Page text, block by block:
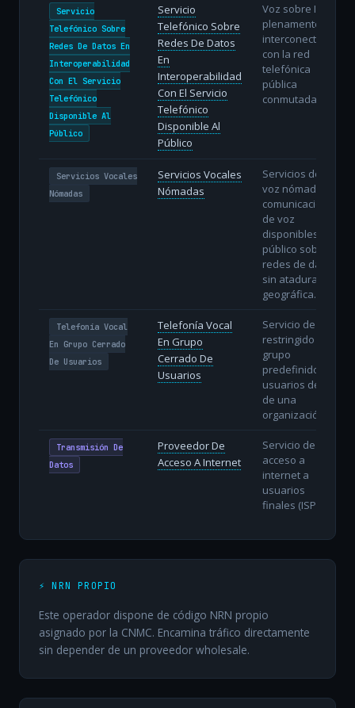
Servicio
Telefónico Sobre
Redes De Datos En
Interoperabilidad
Con El Servicio
Telefónico
Disponible Al
Público
Servicio
Telefónico Sobre
Redes De Datos
En
Interoperabilidad
Con El Servicio
Telefónico
Disponible Al
Público
Voz sobre IP
plenamente
interconectada
con la red
telefónica
pública
conmutada.
Servicios Vocales
Nómadas
Servicios Vocales
Nómadas
Servicios de
voz nómadas:
comunicaciones
de voz
disponibles al
público sobre
redes de datos
sin atadura
geográfica.
Telefonía Vocal
En Grupo Cerrado
De Usuarios
Telefonía Vocal
En Grupo
Cerrado De
Usuarios
Servicio de voz
restringido a un
grupo
predefinido de
usuarios dentro
de una
organización.
Transmisión De
Datos
Proveedor De
Acceso A Internet
Servicio de
acceso a
internet a
usuarios
finales (ISP).
⚡ NRN PROPIO
Este operador dispone de código NRN propio
asignado por la CNMC. Encamina tráfico directamente
sin depender de un proveedor wholesale.